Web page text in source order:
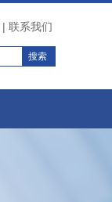
| 联系我们